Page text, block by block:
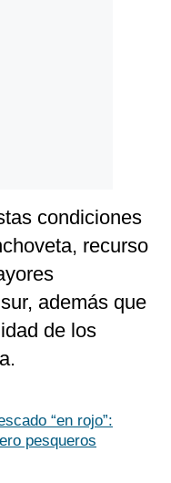
condiciones
recurso
además que
de los
“en rojo”:
pesqueros